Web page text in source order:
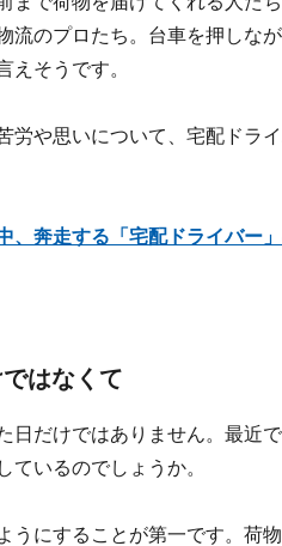
流のプロたち。台車を押しな
えそうです。
労や思いについて、宅配ドラ
、奔走する「宅配ドライバー
はなくて
日だけではありません。最近
ているのでしょうか。
うにすることが第一です。荷